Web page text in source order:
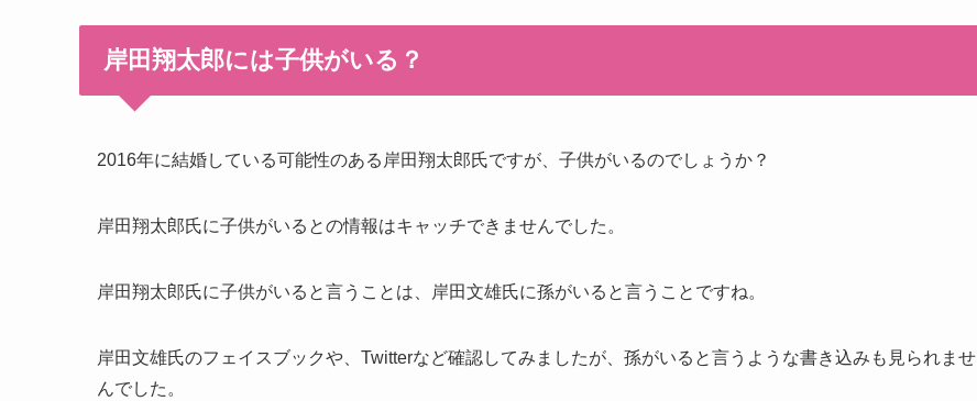
岸田翔太郎には子供がいる？
2016年に結婚している可能性のある岸田翔太郎氏ですが、子供がいるのでしょうか？
岸田翔太郎氏に子供がいるとの情報はキャッチできませんでした。
岸田翔太郎氏に子供がいると言うことは、岸田文雄氏に孫がいると言うことですね。
岸田文雄氏のフェイスブックや、Twitterなど確認してみましたが、孫がいると言うような書き込みも見られませ
んでした。